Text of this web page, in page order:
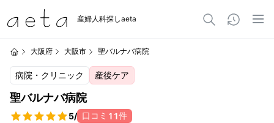
産婦人科探しaeta
大阪府 大阪市 聖バルナバ病院
病院・クリニック 産後ケア
聖バルナバ病院
5/ 口コミ 11件